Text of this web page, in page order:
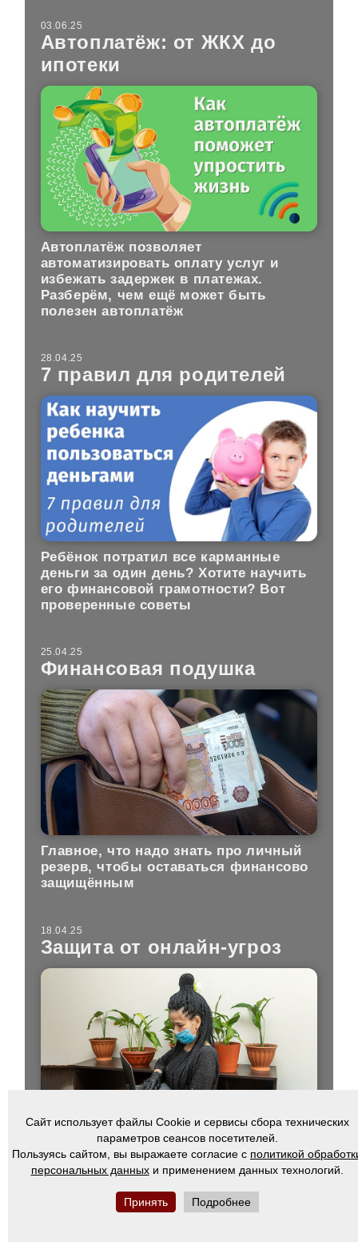
Сайт использует файлы Cookie и сервисы сбора технических
параметров сеансов посетителей.
Пользуясь сайтом, вы выражаете согласие с политикой
персональных данныхи применением данных технологий.
Принять Подробнее
03.06.25
Автоплатёж: от ЖКХ до
ипотеки
Автоплатёж позволяет
автоматизировать оплату услуг и
избежать задержек в платежах.
Разберём, чем ещё может быть
полезен автоплатёж
28.04.25
7 правил для родителей
Ребёнок потратил все карманные
деньги за один день? Хотите научить
его финансовой грамотности? Вот
проверенные советы
25.04.25
Финансовая подушка
Главное, что надо знать про личный
резерв, чтобы оставаться финансово
защищённым
18.04.25
Защита от онлайн-угроз
Сколько антивирусов нужно
установить на компьютер или
телефон и как часто нужно менять
пароли? Напоминаем основные
правила цифровой гигиены